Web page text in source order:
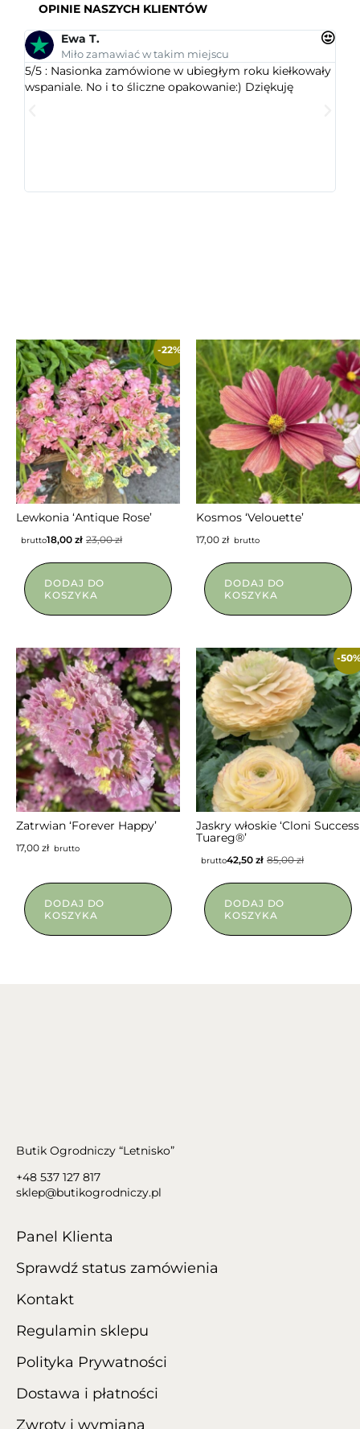
OPINIE NASZYCH KLIENTÓW
Ewa T.
Miło zamawiać w takim miejscu
5/5 : Nasionka zamówione w ubiegłym roku kiełkowały
wspaniale. No i to śliczne opakowanie:) Dziękuję
-22%
Lewkonia ‘Antique Rose’
23,00zł
18,00 zł
brutto
DODAJ DO
KOSZYKA
NIEDOSTĘPNY
Kosmos ‘Velouette’
17,00 złbrutto
DODAJ DO
KOSZYKA
NIEDOSTĘPNY
Zatrwian ‘Forever Happy’
17,00 złbrutto
DODAJ DO
KOSZYKA
-
NIEDOSTĘPNY
Jaskry włoskie ‘Cloni Success
Tuareg®’
85,00zł
42,50 zł
brutto
DODAJ DO
KOSZYKA
Butik Ogrodniczy “Letnisko”
+48 537 127 817
sklep@butikogrodniczy.pl
Panel Klienta
Sprawdź status zamówienia
Kontakt
Regulamin sklepu
Polityka Prywatności
Dostawa i płatności
Zwroty i wymiana